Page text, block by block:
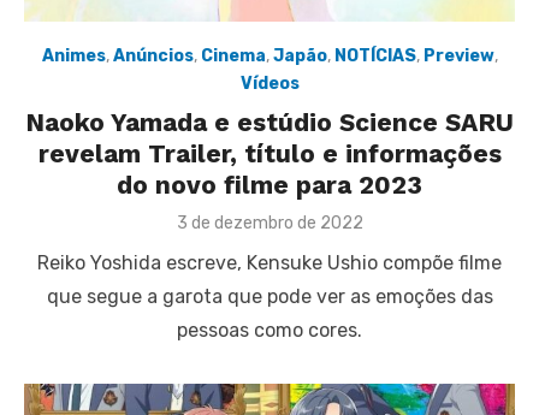
Animes,Anúncios, Cinema,Japão, NOTÍCIAS, Preview,
Vídeos
Naoko Yamada e estúdio Science SARU
revelam Trailer, título e informações
do novo filme para 2023
Posted
3 de dezembro de 2022
Reiko Yoshida escreve, Kensuke Ushio compõe filme
que segue a garota que pode ver as emoções das
pessoas como cores.